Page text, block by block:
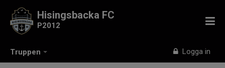
Truppen Logga in
Hisingsbacka FC
P2012